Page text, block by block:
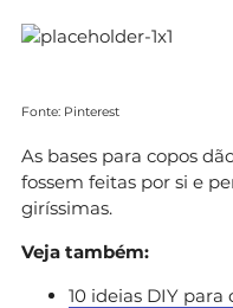
Fonte: Pinterest
As bases para copos
fossem feitas por si e
giríssimas.
Veja também:
10 ideias DIY